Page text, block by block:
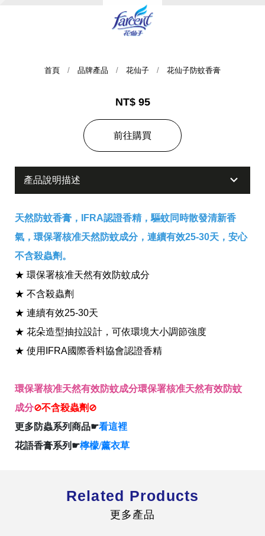
全球經營版圖
提供年報、每季財報、法說會資訊
股東服務
查詢即時股價與歷年股利資訊
不斷創新突破，致力提供消費者更舒適、方便的居家生
活
人才招募
首頁 品牌產品 花仙子 花仙子防蚊香膏
NT$ 95
前往購買
產品說明描述
天然防蚊香膏，IFRA認證香精，驅蚊同時散發清新香
氣，環保署核准天然防蚊成分，連續有效25-30天，安心
不含殺蟲劑。
★ 環保署核准天然有效防蚊成分
★ 不含殺蟲劑
★ 連續有效25-30天
★ 花朵造型抽拉設計，可依環境大小調節強度
★ 使用IFRA國際香料協會認證香精
環保署核准天然有效防蚊成分環保署核准天然有效防蚊
成分⊘不含殺蟲劑⊘
更多防蟲系列商品☛看這裡
花語香膏系列☛檸檬/薰衣草
Related Products
更多產品